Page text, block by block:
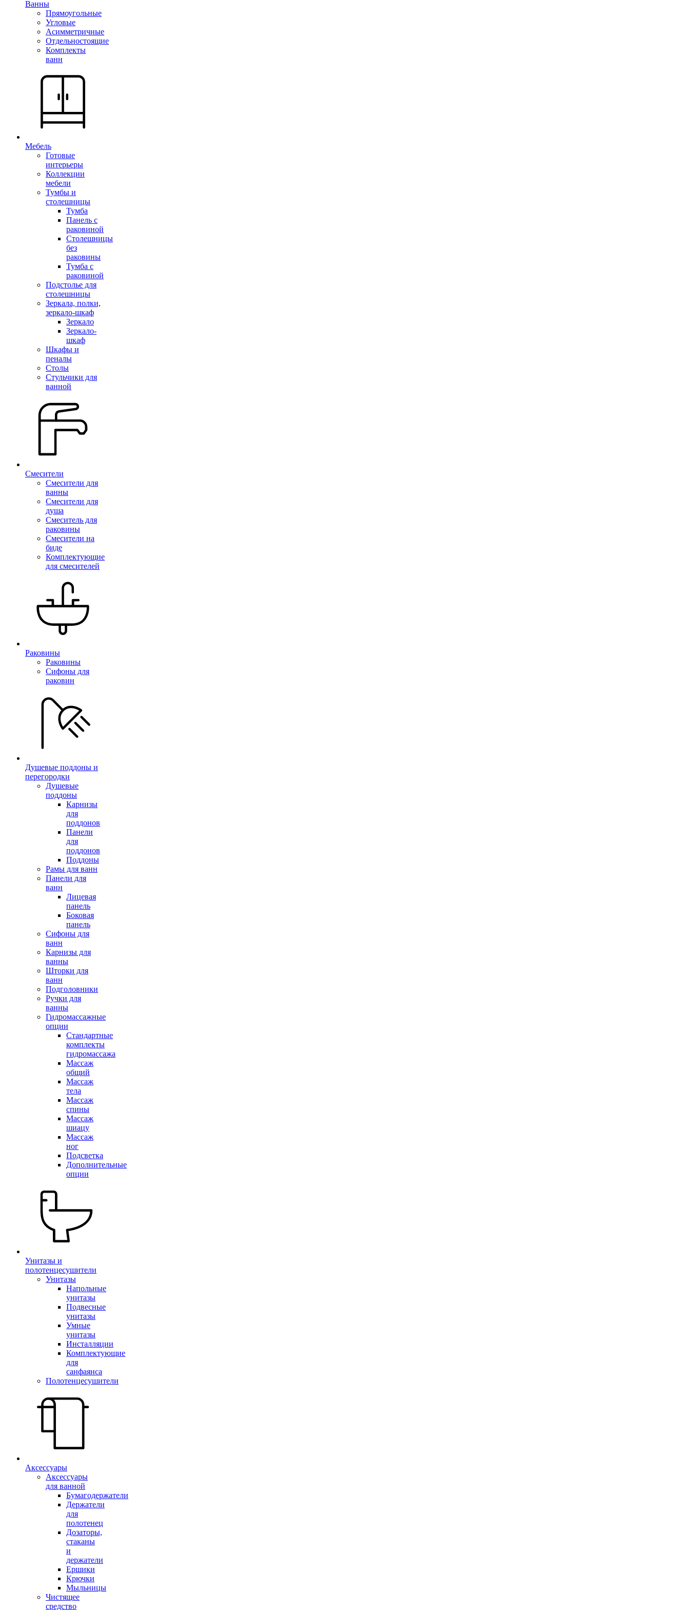
Ванны
Прямоугольные
Угловые
Асимметричные
Отдельностоящие
Комплекты
ванн
Мебель
Готовые
интерьеры
Коллекции
мебели
Тумбы и
столешницы
Тумба
Панель с
раковиной
Столешницы
без
раковины
Тумба с
раковиной
Подстолье для
столешницы
Зеркала, полки,
зеркало-шкаф
Зеркало
Зеркало-
шкаф
Шкафы и
пеналы
Столы
Стульчики для
ванной
Смесители
Смесители для
ванны
Смесители для
душа
Смеситель для
раковины
Смесители на
биде
Комплектующие
для смесителей
Раковины
Раковины
Сифоны для
раковин
Душевые поддоны и
перегородки
Душевые
поддоны
Карнизы
для
поддонов
Панели
для
поддонов
Поддоны
Рамы для ванн
Панели для
ванн
Лицевая
панель
Боковая
панель
Сифоны для
ванн
Карнизы для
ванны
Шторки для
ванн
Подголовники
Ручки для
ванны
Гидромассажные
опции
Стандартные
комплекты
гидромассажа
Массаж
общий
Массаж
тела
Массаж
спины
Массаж
шиацу
Массаж
ног
Подсветка
Дополнительные
опции
Унитазы и
полотенцесушители
Унитазы
Напольные
унитазы
Подвесные
унитазы
Умные
унитазы
Инсталляции
Комплектующие
для
санфаянса
Полотенцесушители
Аксессуары
Аксессуары
для ванной
Бумагодержатели
Держатели
для
полотенец
Дозаторы,
стаканы
и
держатели
Ершики
Крючки
Мыльницы
Чистящее
средство